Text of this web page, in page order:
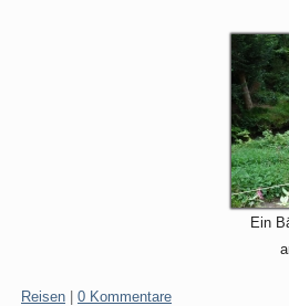
Ein
Kategorien:
Reisen 0 Kommentare